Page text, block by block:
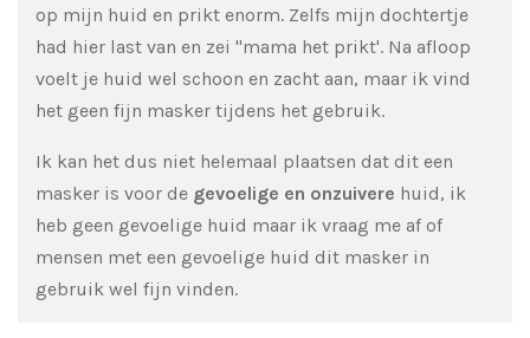
op mijn huid en prikt enorm. Zelfs mijn dochtertje
had hier last van en zei ''mama het prikt'. Na afloop
voelt je huid wel schoon en zacht aan, maar ik vind
het geen fijn masker tijdens het gebruik.
Ik kan het dus niet helemaal plaatsen dat dit een
masker is voor de gevoelige en onzuivere huid, ik
heb geen gevoelige huid maar ik vraag me af of
mensen met een gevoelige huid dit masker in
gebruik wel fijn vinden.